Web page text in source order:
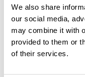
We also share
our social media,
may combine it with
provided to them or
of their services.
Découvrez ce